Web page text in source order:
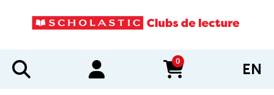
0
items in cart EN